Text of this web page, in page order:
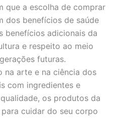
que a escolha de comprar
dos benefícios de saúde
benefícios adicionais da
e respeito ao meio
futuras.
na arte e na ciência dos
com ingredientes e
os produtos da
cuidar do seu corpo